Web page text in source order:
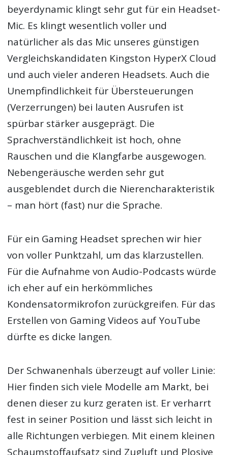
beyerdynamic klingt sehr gut für ein Headset-
Mic. Es klingt wesentlich voller und
natürlicher als das Mic unseres günstigen
Vergleichskandidaten Kingston HyperX Cloud
und auch vieler anderen Headsets. Auch die
Unempfindlichkeit für Übersteuerungen
(Verzerrungen) bei lauten Ausrufen ist
spürbar stärker ausgeprägt. Die
Sprachverständlichkeit ist hoch, ohne
Rauschen und die Klangfarbe ausgewogen.
Nebengeräusche werden sehr gut
ausgeblendet durch die Nierencharakteristik
– man hört (fast) nur die Sprache.
Für ein Gaming Headset sprechen wir hier
von voller Punktzahl, um das klarzustellen.
Für die Aufnahme von Audio-Podcasts würde
ich eher auf ein herkömmliches
Kondensatormikrofon zurückgreifen. Für das
Erstellen von Gaming Videos auf YouTube
dürfte es dicke langen.
Der Schwanenhals überzeugt auf voller Linie:
Hier finden sich viele Modelle am Markt, bei
denen dieser zu kurz geraten ist. Er verharrt
fest in seiner Position und lässt sich leicht in
alle Richtungen verbiegen. Mit einem kleinen
Schaumstoffaufsatz sind Zugluft und Plosive